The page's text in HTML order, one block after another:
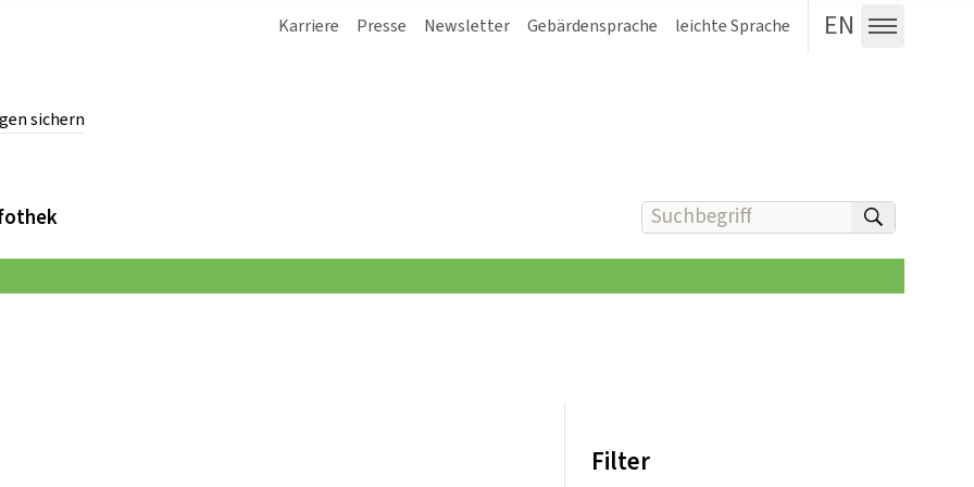
sichern
Karriere Presse Newsletter Gebärdensprache leichte Sprache EN
Menü
Suchbegriff(e) eingeben
Filter